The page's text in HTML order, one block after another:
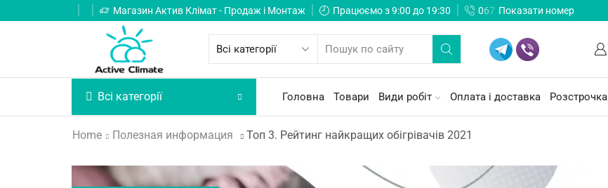
Магазин Актив Клімат - Продаж і Монтаж Працюємо з 9:00 до 19:30 067 Показати номер
Всі категорії Головна Товари Види робіт Оплата і доставка Розстрочка
Home Полезная информация Топ 3. Рейтинг найкращих обігрівачів 2021